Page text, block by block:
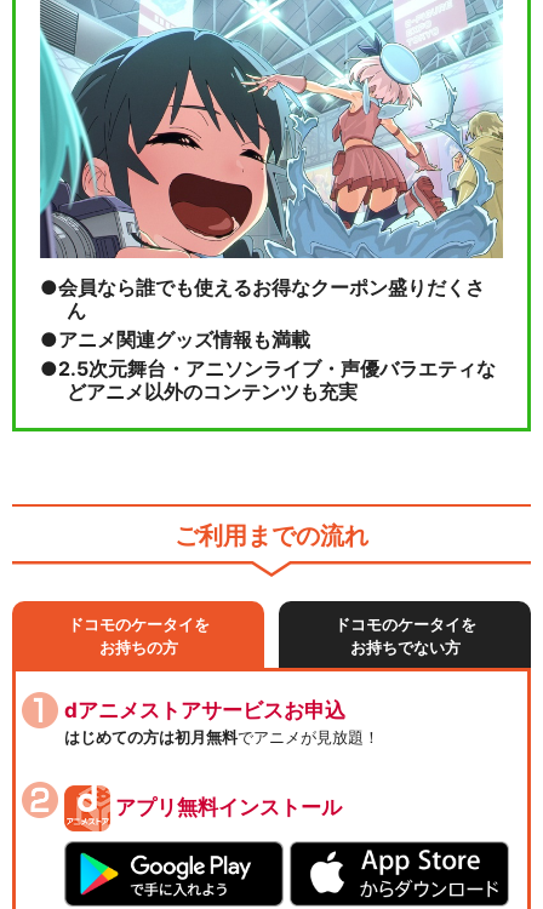
会員なら誰でも使えるお得なクーポン盛りだくさ
ん
アニメ関連グッズ情報も満載
2.5次元舞台・アニソンライブ・声優バラエティな
どアニメ以外のコンテンツも充実
ご利用までの流れ
ドコモのケータイを
お持ちの方
ドコモのケータイを
お持ちでない方
dアニメストアサービスお申込
はじめての方は初月無料でアニメが見放題！
アプリ無料インストール